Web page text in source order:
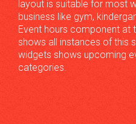
layout is suitable for most
business like gym,
Event hours component at
shows all instances of this
widgets shows upcoming
categories.